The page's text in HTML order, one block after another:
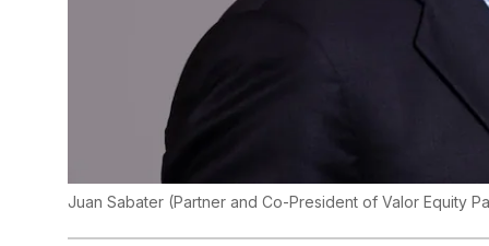
Juan Sabater (Partner and Co-President of Valor Equity